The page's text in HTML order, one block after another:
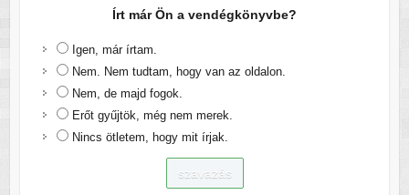
Írt már Ön a vendégkönyvbe?
Igen, már írtam.
Nem. Nem tudtam, hogy van az oldalon.
Nem, de majd fogok.
Erőt gyűjtök, még nem merek.
Nincs ötletem, hogy mit írjak.